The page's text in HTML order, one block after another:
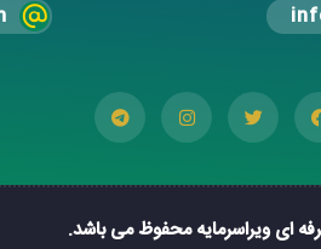
ای ویراسرمایه محفوظ می باشد.